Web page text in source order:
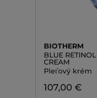
BIOTHERM
BLUE
CREAM
Pleťový krém
107,00 €